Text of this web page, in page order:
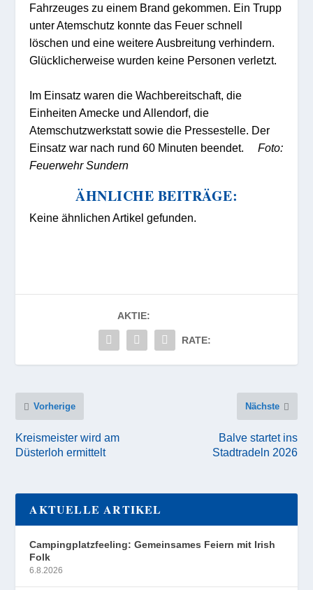
Fahrzeuges zu einem Brand gekommen. Ein Trupp
unter Atemschutz konnte das Feuer schnell
löschen und eine weitere Ausbreitung verhindern.
Glücklicherweise wurden keine Personen verletzt.
Im Einsatz waren die Wachbereitschaft, die
Einheiten Amecke und Allendorf, die
Atemschutzwerkstatt sowie die Pressestelle. Der
Einsatz war nach rund 60 Minuten beendet.Foto:
Feuerwehr Sundern
ÄHNLICHE BEITRÄGE:
Keine ähnlichen Artikel gefunden.
AKTIE:
RATE:
Vorherige
Kreismeister wird am
Düsterloh ermittelt
Nächste
Balve startet ins
Stadtradeln 2026
AKTUELLE ARTIKEL
Campingplatzfeeling: Gemeinsames Feiern mit Irish
Folk
6.8.2026